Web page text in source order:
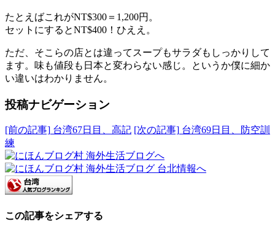
たとえばこれがNT$300＝1,200円。
セットにするとNT$400！ひええ。
ただ、そこらの店とは違ってスープもサラダもしっかりして
ます。味も値段も日本と変わらない感じ。というか僕に細か
い違いはわかりません。
投稿ナビゲーション
[前の記事] 台湾67日目、高記 [次の記事] 台湾69日目、防空訓
練
この記事をシェアする